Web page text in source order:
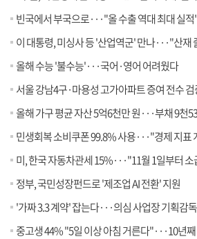
빈국에서 부국으로···"올 수출 역대 최대 실
이 대통령, 미싱사 등 '산업역군' 만나···"산재
올해 수능 '불수능'···국어·영어 어려웠다
서울 강남4구·마용성 고가아파트 증여 전수
올해 가구 평균 자산 5억6천만 원···부채 9천
민생회복 소비쿠폰 99.8% 사용···"경제 지표 개선" [
미, 한국 자동차관세 15%···"11월 1일부터
정부, 국민성장펀드로 '제조업 AI 전환' 지원
'가짜 3.3 계약' 잡는다···의심 사업장 기획감독
중고생 44% "5일 이상 아침 거른다"···10년